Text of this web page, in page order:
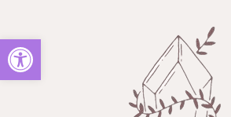
Ouvrir la barre